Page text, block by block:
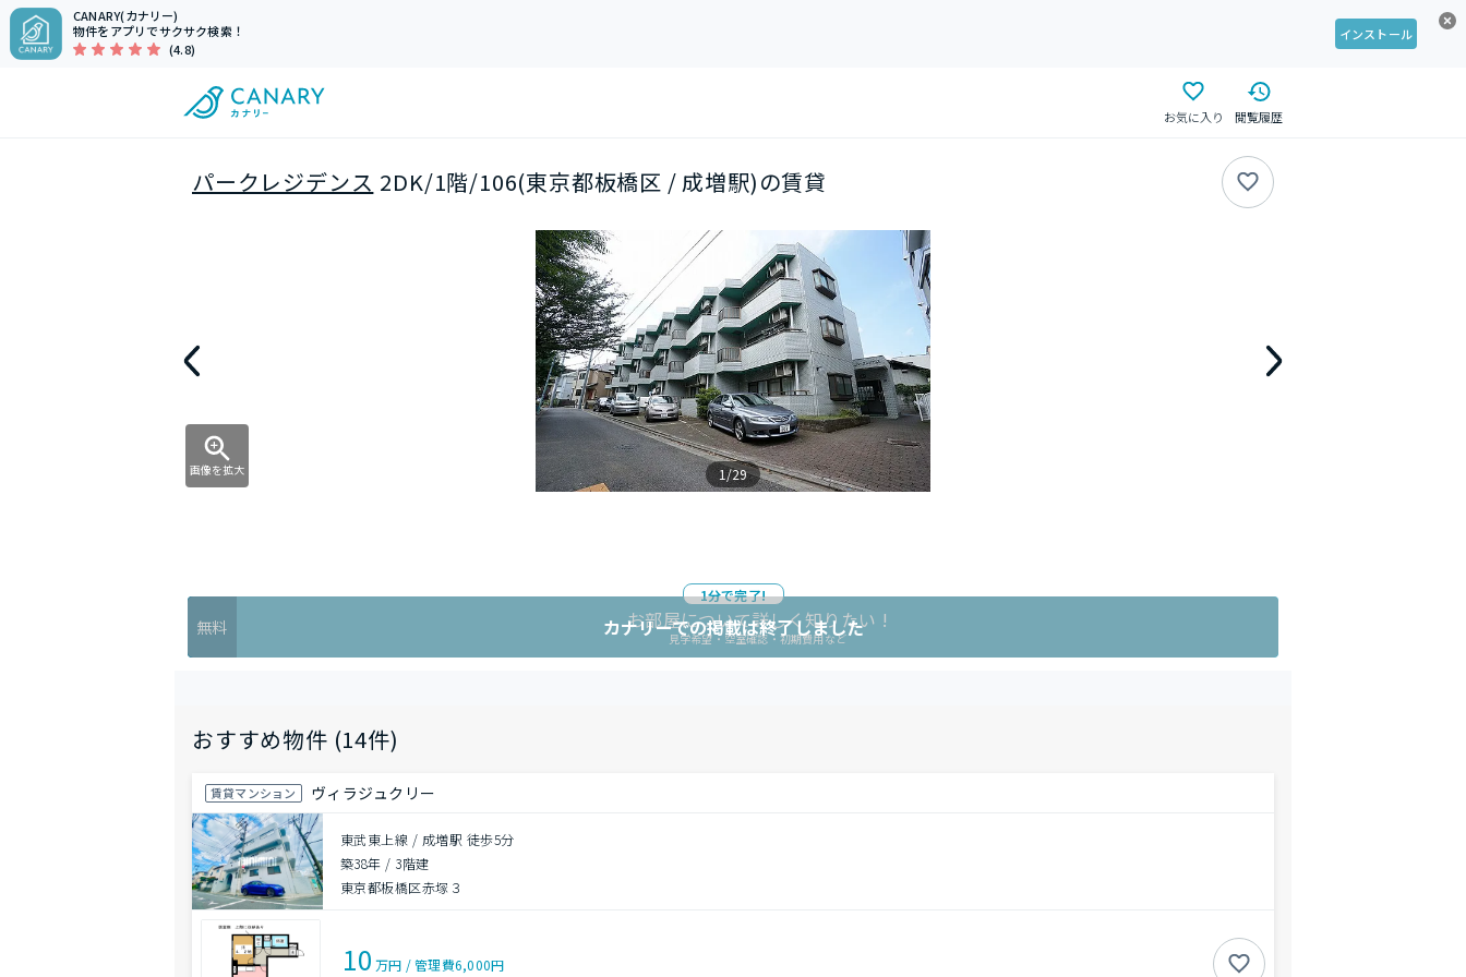
CANARY(カナリー)
物件をアプリでサクサク検索！
(4.8)
インストール
お気に入り 閲覧履歴
パークレジデンス 2DK/1階/106(東京都板橋区 / 成増駅)の賃貸
画像を拡大 1/29
1分で完了!
無料 お部屋について詳しく知りたい !
見学希望・空室確認・初期費用など
カナリーでの掲載は終了しました
おすすめ物件 (14件)
賃貸マンション ヴィラジュクリー
東武東上線 / 成増駅 徒歩5分
築38年 / 3階建
東京都板橋区赤塚３
10 万円 /管理費6,000円